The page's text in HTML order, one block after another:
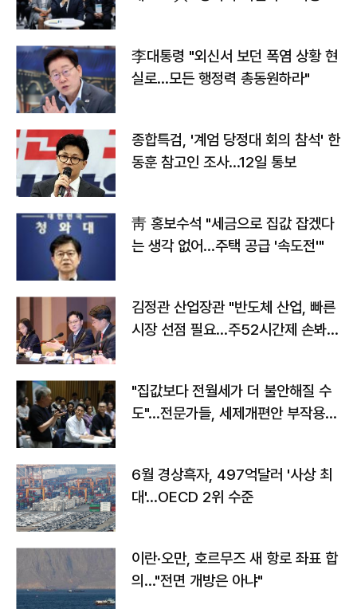
李대통령 "외신서 보던 폭염 상황 현
실로…모든 행정력 총동원하라"
종합특검, '계엄 당정대 회의 참석' 한
동훈 참고인 조사...12일 통보
靑 홍보수석 "세금으로 집값 잡겠다
는 생각 없어…주택 공급 '속도전'"
김정관 산업장관 "반도체 산업, 빠른
시장 선점 필요…주52시간제 손봐
"집값보다 전월세가 더 불안해질 수
도"…전문가들, 세제개편안 부작용
6월 경상흑자, 497억달러 '사상 최
대'…OECD 2위 수준
이란·오만, 호르무즈 새 항로 좌표 합
의…"전면 개방은 아냐"